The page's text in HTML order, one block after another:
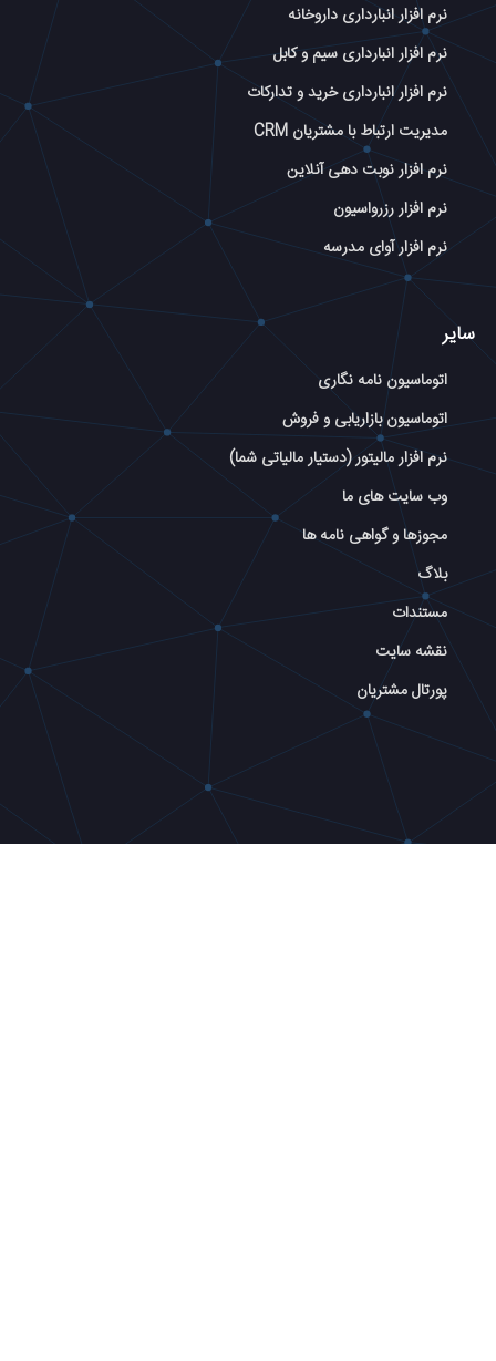
نرم افزار انبارداری داروخانه
نرم افزار انبارداری سیم و کابل
نرم افزار انبارداری خرید و تدارکات
مدیریت ارتباط با مشتریان CRM
نرم افزار نوبت دهی آنلاین
نرم افزار رزرواسیون
نرم افزار آوای مدرسه
سایر
اتوماسیون نامه نگاری
اتوماسیون بازاریابی و فروش
نرم افزار مالیتور (دستیار مالیاتی شما)
وب سایت های ما
مجوزها و گواهی نامه ها
بلاگ
مستندات
نقشه سایت
پورتال مشتریان